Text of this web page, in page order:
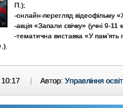
П.);
-онлайн-перегляд відеофільму
-акція «Запали свічку» (учні 9-11
-тематична виставка «У пам’ять
10:17 | Автор: Управління